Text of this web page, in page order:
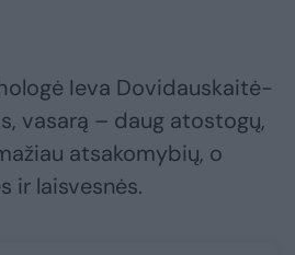
Ieva Dovidauskaitė-
vasarą – daug atostogų,
atsakomybių, o
ir laisvesnės.